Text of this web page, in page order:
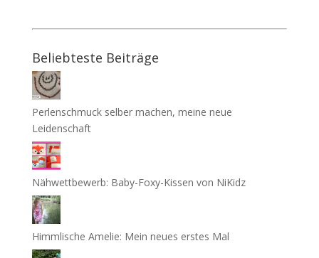
Beliebteste Beiträge
Perlenschmuck selber machen, meine neue
Leidenschaft
Nähwettbewerb: Baby-Foxy-Kissen von NiKidz
Himmlische Amelie: Mein neues erstes Mal